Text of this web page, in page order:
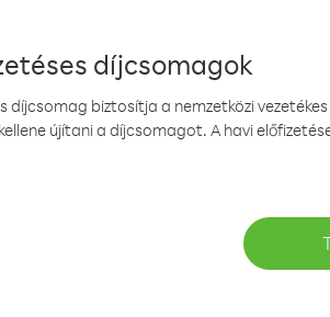
díjcsomagok
díjcsomag biztosítja a nemzetközi
újítani a díjcsomagot. A havi